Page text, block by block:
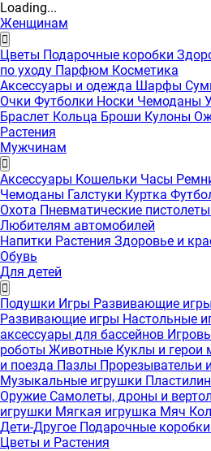
Loading...
Женщинам
Цветы Подарочные коробки
по уходу Парфюм Косметика
Аксессуары и одежда Шарфы
Очки Футболки Носки Чемоданы
Браслет Кольца Броши Кулоны
Растения
Мужчинам
Аксессуары Кошельки Часы
Чемоданы Галстуки Куртка
Охота Пневматические пистолеты
Любителям автомобилей
Напитки Растения Здоровье и
Обувь
Для детей
Подушки Игры Развивающие игры
Развивающие игры Настольные
аксессуары для бассейнов
роботы Животные Куклы и герои
и поезда Пазлы Прорезывательи
Музыкальные игрушки
Оружие Самолеты, дроны и
игрушки Мягкая игрушка Мяч
Дети-Другое Подарочные коробки
Цветы и Растения